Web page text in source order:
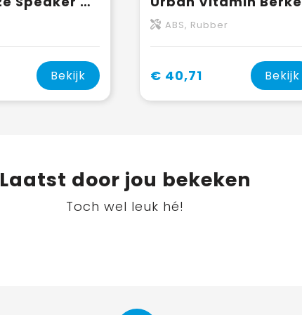
Bekijk
ABS, Rubber
€ 40,71 Bekijk
Laatst door jou bekeken
Toch wel leuk hé!